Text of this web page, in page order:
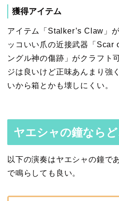
獲得アイテム
アイテム「Stalker’s Claw」
ッコいい爪の近接武器「Scar
ングル神の傷跡」がクラフト
ジは良いけど正味あんまり強
いから箱とかも壊しにくい。
ヤエシャの鐘なら
以下の演奏はヤエシャの鐘で
で鳴らしても良い。